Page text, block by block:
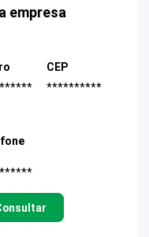
empresa
CEP
**********